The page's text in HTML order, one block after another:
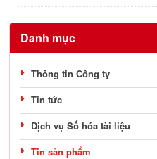
Danh mục
Thông tin Công ty
Tin tức
Dịch vụ Số hóa tài liệu
Tin sản phẩm